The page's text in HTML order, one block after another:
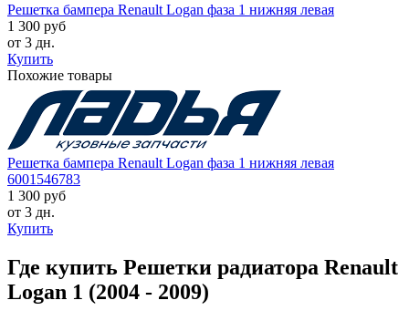
Решетка бампера Renault Logan фаза 1 нижняя левая
1 300 руб
от 3 дн.
Купить
Похожие товары
Решетка бампера Renault Logan фаза 1 нижняя левая
6001546783
1 300 руб
от 3 дн.
Купить
Где купить Решетки радиатора Renault
Logan 1 (2004 - 2009)